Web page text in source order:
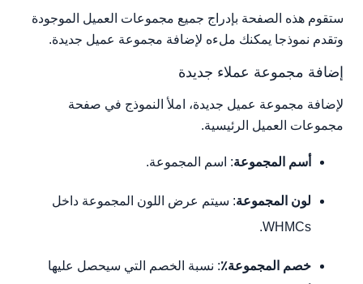
ستقوم هذه الصفحة بإدراج جميع مجموعات العميل الموجودة
وتقدم نموذجا يمكنك ملءه لإضافة مجموعة عميل جديدة.
إضافة مجموعة عملاء جديدة
لإضافة مجموعة عميل جديدة، املأ النموذج في صفحة
مجموعات العميل الرئيسية.
أسم المجموعة: اسم المجموعة.
لون المجموعة: سيتم عرض اللون المجموعة داخل
WHMCs.
خصم المجموعة٪: نسبة الخصم التي سيحصل عليها